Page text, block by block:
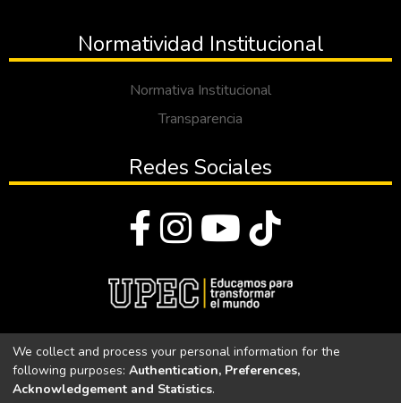
Normatividad Institucional
Normativa Institucional
Transparencia
Redes Sociales
Universidad Politécnica Estatal del Carchi
We collect and process your personal information for the
following purposes: Authentication, Preferences,
Acknowledgement and Statistics.